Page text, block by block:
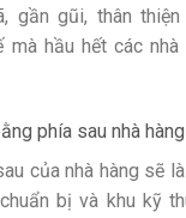
gần gũi, thân
mà hầu hết các
phía sau nhà hàng
của nhà hàng sẽ
bị và khu kỹ